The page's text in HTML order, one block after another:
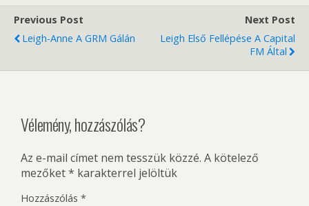
Previous Post
Leigh-Anne A GRM Gálán
Next Post
Leigh Első Fellépése A Capital
FM Által
Vélemény, hozzászólás?
Az e-mail címet nem tesszük közzé. A kötelező
mezőket* karakterrel jelöltük
Hozzászólás *